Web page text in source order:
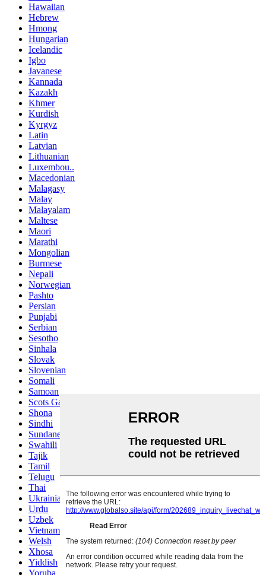
Hawaiian
Hebrew
Hmong
Hungarian
Icelandic
Igbo
Javanese
Kannada
Kazakh
Khmer
Kurdish
Kyrgyz
Latin
Latvian
Lithuanian
Luxembou..
Macedonian
Malagasy
Malay
Malayalam
Maltese
Maori
Marathi
Mongolian
Burmese
Nepali
Norwegian
Pashto
Persian
Punjabi
Serbian
Sesotho
Sinhala
Slovak
Slovenian
Somali
Samoan
Scots Gaelic
Shona
Sindhi
Sundanese
Swahili
Tajik
Tamil
Telugu
Thai
Ukrainian
Urdu
Uzbek
Vietnamese
Welsh
Xhosa
Yiddish
Yoruba